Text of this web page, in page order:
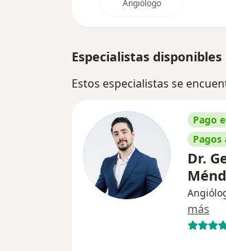
Angiólogo
Especialistas disponibles
Estos especialistas se
Pago
Pagos
Dr.
más